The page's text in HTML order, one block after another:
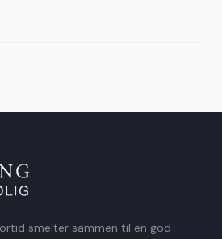
smelter sammen til en god